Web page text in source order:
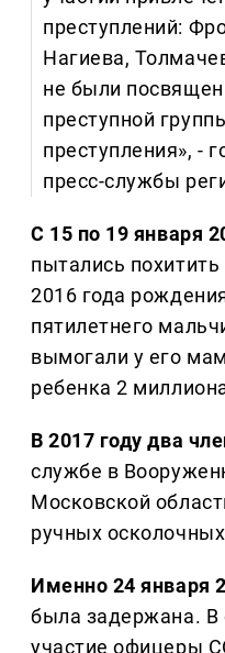
преступлений:
Нагиева,
не были
преступной
преступления», -
пресс-службы
С 15 по 19 января
пытались
2016 года
пятилетнего
вымогали у его
ребенка 2
В 2017 году два
службе в
Московской
ручных
Именно 24 января
была задержана. В
участие офицеры